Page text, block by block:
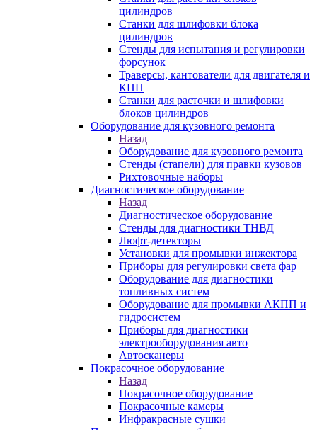
цилиндров
Станки для шлифовки блока
цилиндров
Стенды для испытания и регулировки
форсунок
Траверсы, кантователи для двигателя и
КПП
Станки для расточки и шлифовки
блоков цилиндров
Оборудование для кузовного ремонта
Назад
Оборудование для кузовного ремонта
Стенды (стапели) для правки кузовов
Рихтовочные наборы
Диагностическое оборудование
Назад
Диагностическое оборудование
Стенды для диагностики ТНВД
Люфт-детекторы
Установки для промывки инжектора
Приборы для регулировки света фар
Оборудование для диагностики
топливных систем
Оборудование для промывки АКПП и
гидросистем
Приборы для диагностики
электрооборудования авто
Автосканеры
Покрасочное оборудование
Назад
Покрасочное оборудование
Покрасочные камеры
Инфракрасные сушки